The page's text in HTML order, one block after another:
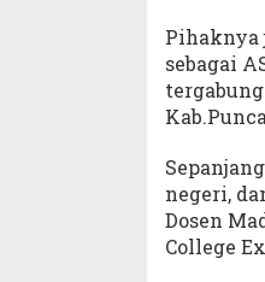
Pihaknya
sebagai
negeri,
Dosen
College